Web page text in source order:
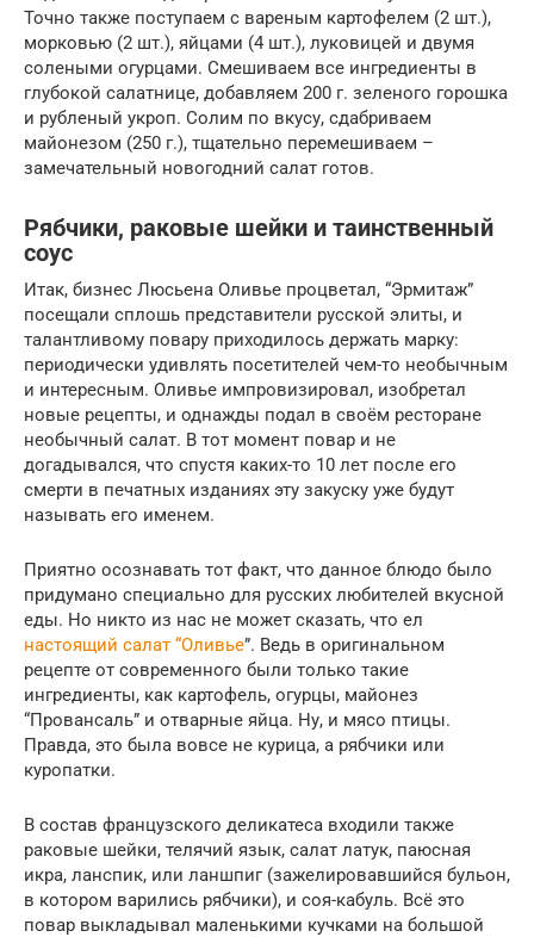
Точно также поступаем с вареным картофелем (2 шт.),
морковью (2 шт.), яйцами (4 шт.), луковицей и двумя
солеными огурцами. Смешиваем все ингредиенты в
глубокой салатнице, добавляем 200 г. зеленого горошка
и рубленый укроп. Солим по вкусу, сдабриваем
майонезом (250 г.), тщательно перемешиваем –
замечательный новогодний салат готов.
Рябчики, раковые шейки и таинственный
соус
Итак, бизнес Люсьена Оливье процветал, “Эрмитаж”
посещали сплошь представители русской элиты, и
талантливому повару приходилось держать марку:
периодически удивлять посетителей чем-то необычным
и интересным. Оливье импровизировал, изобретал
новые рецепты, и однажды подал в своём ресторане
необычный салат. В тот момент повар и не
догадывался, что спустя каких-то 10 лет после его
смерти в печатных изданиях эту закуску уже будут
называть его именем.
Приятно осознавать тот факт, что данное блюдо было
придумано специально для русских любителей вкусной
еды. Но никто из нас не может сказать, что ел
настоящий салат “Оливье”. Ведь в оригинальном
рецепте от современного были только такие
ингредиенты, как картофель, огурцы, майонез
“Провансаль” и отварные яйца. Ну, и мясо птицы.
Правда, это была вовсе не курица, а рябчики или
куропатки.
В состав французского деликатеса входили также
раковые шейки, телячий язык, салат латук, паюсная
икра, ланспик, или ланшпиг (зажелировавшийся бульон,
в котором варились рябчики), и соя-кабуль. Всё это
повар выкладывал маленькими кучками на большой